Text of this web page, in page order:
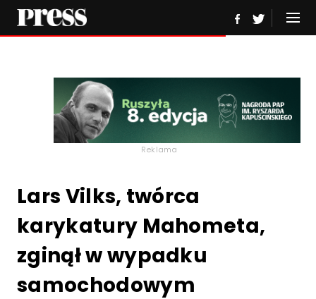
Reklama
Lars Vilks, twórca
karykatury Mahometa,
zginął w wypadku
samochodowym